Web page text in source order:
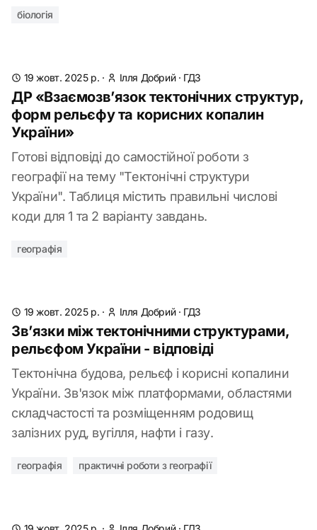
біологія
19 жовт. 2025 р. · Ілля Добрий· ГДЗ
ДР «Взаємозв’язок тектонічних структур,
форм рельєфу та корисних копалин
України»
Готові відповіді до самостійної роботи з
географії на тему "Тектонічні структури
України". Таблиця містить правильні числові
коди для 1 та 2 варіанту завдань.
географія
19 жовт. 2025 р. · Ілля Добрий· ГДЗ
Зв’язки між тектонічними структурами,
рельєфом України - відповіді
Тектонічна будова, рельєф і корисні копалини
України. Зв'язок між платформами, областями
складчастості та розміщенням родовищ
залізних руд, вугілля, нафти і газу.
географія практичні роботи з географії